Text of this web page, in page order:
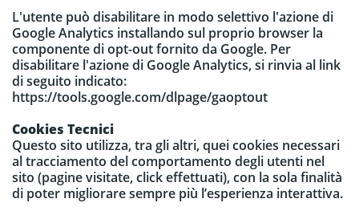
L'utente può disabilitare in modo selettivo l'azione di
Google Analytics installando sul proprio browser la
componente di opt-out fornito da Google. Per
disabilitare l'azione di Google Analytics, si rinvia al link
di seguito indicato:
https://tools.google.com/dlpage/gaoptout
Cookies Tecnici
Questo sito utilizza, tra gli altri, quei cookies necessari
al tracciamento del comportamento degli utenti nel
sito (pagine visitate, click effettuati), con la sola finalità
di poter migliorare sempre più l’esperienza interattiva.